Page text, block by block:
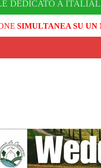
DEDICATO A
SIMULTANEA SU UN